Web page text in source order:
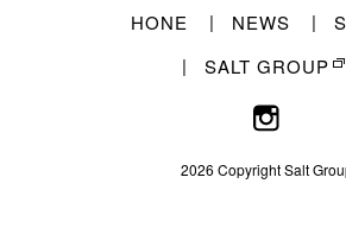
HONE NEWS
SALT GROUP
2026 Copyright Salt